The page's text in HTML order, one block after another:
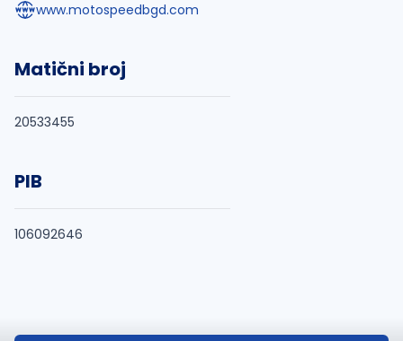
www.motospeedbgd.com
Matični broj
20533455
PIB
106092646